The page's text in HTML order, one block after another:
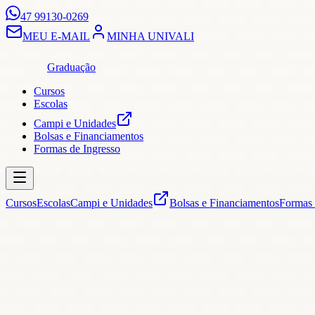
47 99130-0269
MEU E-MAIL
MINHA UNIVALI
Graduação
Cursos
Escolas
Campi e Unidades
Bolsas e Financiamentos
Formas de Ingresso
CursosEscolasCampi e Unidades Bolsas e FinanciamentosFormas